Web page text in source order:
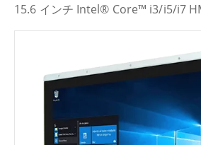
15.6 インチ Intel® Core™ i3/i5/i7